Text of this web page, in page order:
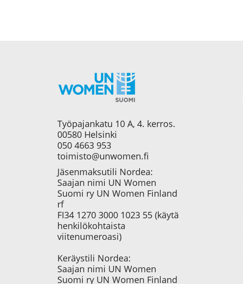
Työpajankatu 10 A, 4. kerros.
00580 Helsinki
050 4663 953
toimisto@unwomen.fi
Jäsenmaksutili Nordea:
Saajan nimi UN Women
Suomi ry UN Women Finland
rf
FI34 1270 3000 1023 55 (käytä
henkilökohtaista
viitenumeroasi)
Keräystili Nordea:
Saajan nimi UN Women
Suomi ry UN Women Finland